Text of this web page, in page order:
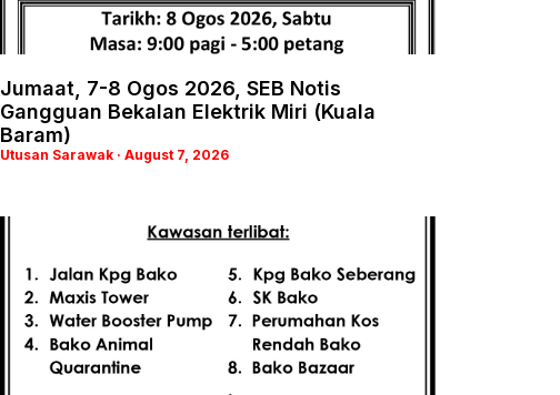
Jumaat, 7-8 Ogos 2026, SEB Notis
Gangguan Bekalan Elektrik Miri (Kuala
Baram)
Utusan Sarawak August 7, 2026